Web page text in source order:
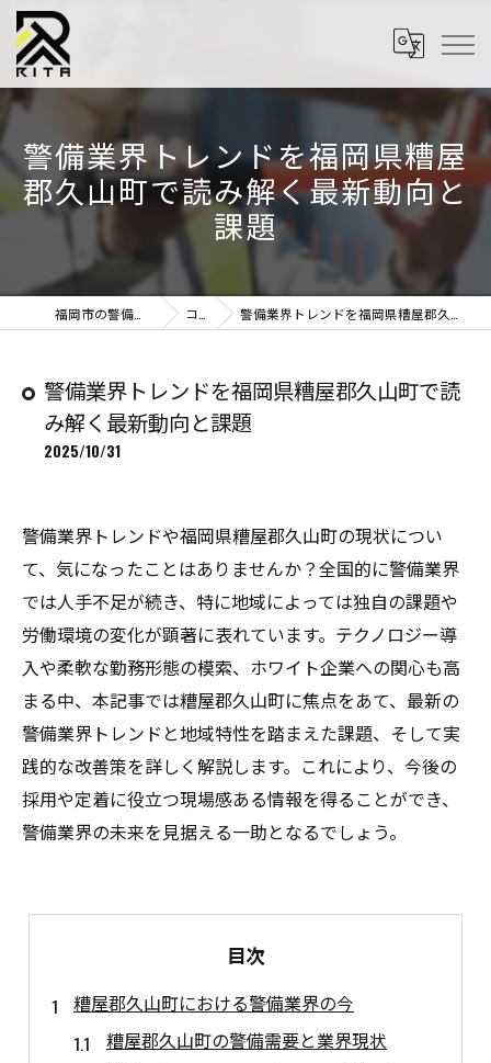
警備業界トレンドを福岡県糟屋
郡久山町で読み解く最新動向と
課題
福岡市の警備はRITA株式会社 コラム 警備業界トレンドを福岡県糟屋郡久山町で読み解く最新動向と課題
警備業界トレンドを福岡県糟屋郡久山町で読
み解く最新動向と課題
2025/10/31
警備業界トレンドや福岡県糟屋郡久山町の現状につい
て、気になったことはありませんか？全国的に警備業界
では人手不足が続き、特に地域によっては独自の課題や
労働環境の変化が顕著に表れています。テクノロジー導
入や柔軟な勤務形態の模索、ホワイト企業への関心も高
まる中、本記事では糟屋郡久山町に焦点をあて、最新の
警備業界トレンドと地域特性を踏まえた課題、そして実
践的な改善策を詳しく解説します。これにより、今後の
採用や定着に役立つ現場感ある情報を得ることができ、
警備業界の未来を見据える一助となるでしょう。
目次
糟屋郡久山町における警備業界の今
糟屋郡久山町の警備需要と業界現状